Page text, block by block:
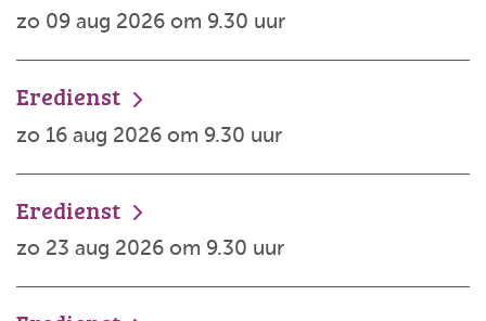
zo 09 aug 2026 om 9.30 uur
Eredienst
zo 16 aug 2026 om 9.30 uur
Eredienst
zo 23 aug 2026 om 9.30 uur